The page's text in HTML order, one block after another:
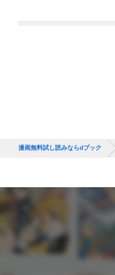
漫画無料試し読みならdブック